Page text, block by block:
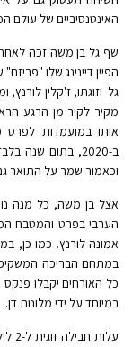
האינטנסיביים של עולם
שף גל בן משה זכה
הפיין דיינינג שלו
גל וזוגתו, ז'קלין
אותו במועמדות
וכאמור שמר על התואר
אצל בן משה, כל מנה
הערבי בפרט והמטבח
אמונה לורנץ. כמו כן,
במתחם הבריכה
כל האורחים יקבלו
במיוחד על ידי מלונות דן.